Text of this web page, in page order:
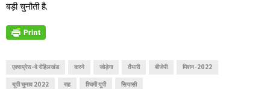
बड़ी चुनौती है.
एक्सप्रेस-वे रोहिलखंड करने जोड़ेगा तैयारी बीजेपी मिशन-2022
यूपी चुनाव 2022 राह श्चिमी यूपी सियासी